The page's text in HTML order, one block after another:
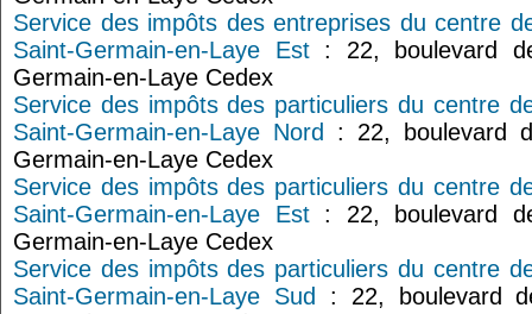
Service des impôts des entreprises du centre
Saint-Germain-en-Laye Est: 22, boulevard
Germain-en-Laye Cedex
Service des impôts des particuliers du centre
Saint-Germain-en-Laye Nord
: 22, boulevard
Germain-en-Laye Cedex
Service des impôts des particuliers du centre
Saint-Germain-en-Laye Est: 22, boulevard
Germain-en-Laye Cedex
Service des impôts des particuliers du centre
Saint-Germain-en-Laye Sud
: 22, boulevard